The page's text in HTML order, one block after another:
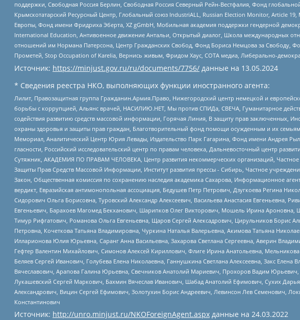
поддержки, Свободная Россия Берлин, Свободная Россия Северный Рейн-Вестфалия, Фонд
Крымскотатарский Ресурсный Центр, Глобальный союз IndustriALL, Russian Election Monitor, Article
Европы, Фонд имени Фридриха Эберта, XZ gGmbH, Мобильная академия поддержки гендерной
International Education, Антивоенное движение Антальи, Открытый диалог, Школа международных
отношений им Нормана Патерсона, Центр Гражданских Свобод, Фонд Бориса Немцова за Свободу,
Прометей, Stop Occupation of Karelia, Вернись живым, Фридом Хаус, СОТА медиа, Либерально-
Источник: https://minjust.gov.ru/ru/documents/7756/ данные на 13.05.2024
* Сведения реестра НКО, выполняющих функции иностранного агента:
Лилит, Правозащитная группа Гражданин.Армия.Право, Нижегородский центр немецкой и
борьбы с коррупцией, Альянс врачей, НАСИЛИЮ.НЕТ, Мы против СПИДа, СВЕЧА, Гуманитарное
содействия развитию средств массовой информации, Горячая Линия, В защиту прав заключенных,
охраны здоровья и защиты прав граждан, Благотворительный фонд помощи осужденным и их
Мемориал, Аналитический Центр Юрия Левады, Издательство Парк Гагарина, Фонд имени Андрея
гласности, Российский исследовательский центр по правам человека, Дальневосточный центр
Сутяжник, АКАДЕМИЯ ПО ПРАВАМ ЧЕЛОВЕКА, Центр развития некоммерческих организаций, Частное
Защиты Прав Средств Массовой Информации, Институт развития прессы - Сибирь, Частное
Закон, Общественная комиссия по сохранению наследия академика Сахарова, Информационное
вердикт, Евразийская антимонопольная ассоциация, Бедушев Петр Петрович, Дзугкоева Регина
Сидорович Ольга Борисовна, Туровский Александр Алексеевич, Васильева Анастасия Евгеньевна,
Евгеньевич, Барахоев Магомед Бекханович, Шарипков Олег Викторович, Мошель Ирина
Тимур Рифгатович, Романова Ольга Евгеньевна, Щаров Сергей Алексадрович, Цирульников Борис
Петровна, Кочеткова Татьяна Владимировна, Чуркина Наталья Валерьевна, Акимова Татьяна
Илларионова Юлия Юрьевна, Саранг Анна Васильевна, Захарова Светлана Сергеевна, Аверин
Гефтер Валентин Михайлович, Симонов Алексей Кириллович, Флиге Ирина Анатольевна,
Беляев Сергей Иванович, Голубева Елена Николаевна, Ганнушкина Светлана Алексеевна, Закс
Вячеславович, Арапова Галина Юрьевна, Свечников Анатолий Мариевич, Прохоров Вадим
Лукашевский Сергей Маркович, Бахмин Вячеслав Иванович, Шабад Анатолий Ефимович, Сухих
Александрович, Вицин Сергей Ефимович, Золотухин Борис Андреевич, Левинсон Лев Семенович,
Константинович
Источник: http://unro.minjust.ru/NKOForeignAgent.aspx данные на 24.03.2022